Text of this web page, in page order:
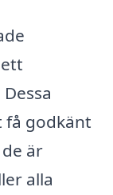
godkänt
är
alla